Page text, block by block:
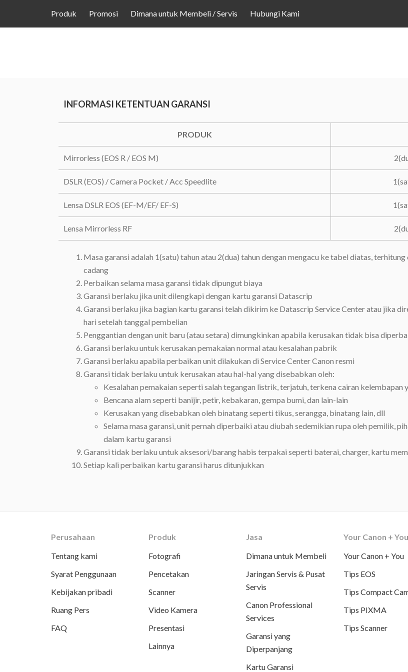
Produk Promosi Dimana untuk Membeli / Servis Hubungi Kami
INFORMASI KETENTUAN GARANSI
PRODUK
Mirrorless (EOS R / EOS M)
DSLR (EOS) / Camera Pocket / Acc Speedlite
Lensa DSLR EOS (EF-M/EF/ EF-S)
Lensa Mirrorless RF
Masa garansi adalah 1(satu) tahun atau 2(dua) tahun dengan mengacu ke tabel diatas,
cadang
Perbaikan selama masa garansi tidak dipungut biaya
Garansi berlaku jika unit dilengkapi dengan kartu garansi Datascrip
Garansi berlaku jika bagian kartu garansi telah dikirim ke Datascrip Service Center atau jika
hari setelah tanggal pembelian
Penggantian dengan unit baru (atau setara) dimungkinkan apabila kerusakan tidak bisa
Garansi berlaku untuk kerusakan pemakaian normal atau kesalahan pabrik
Garansi berlaku apabila perbaikan unit dilakukan di Service Center Canon resmi
Garansi tidak berlaku untuk kerusakan atau hal-hal yang disebabkan oleh:
Kesalahan pemakaian seperti salah tegangan listrik, terjatuh, terkena cairan kelembapan
Bencana alam seperti banijir, petir, kebakaran, gempa bumi, dan lain-lain
Kerusakan yang disebabkan oleh binatang seperti tikus, serangga, binatang lain, dll
Selama masa garansi, unit pernah diperbaiki atau diubah sedemikian rupa oleh pemilik,
dalam kartu garansi
Garansi tidak berlaku untuk aksesori/barang habis terpakai seperti baterai, charger, kartu
Setiap kali perbaikan kartu garansi harus ditunjukkan
Perusahaan
Tentang kami
Syarat Penggunaan
Kebijakan pribadi
Ruang Pers
FAQ
Produk
Fotografi
Pencetakan
Scanner
Video Kamera
Presentasi
Lainnya
Jasa
Dimana untuk Membeli
Jaringan Servis & Pusat
Servis
Canon Professional
Services
Garansi yang
Diperpanjang
Kartu Garansi
Your Canon + You
Your Canon + You
Tips EOS
Tips Compact
Tips PIXMA
Tips Scanner